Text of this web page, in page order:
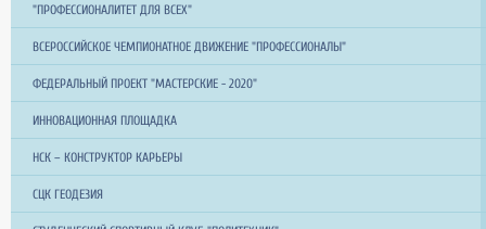
"ПРОФЕССИОНАЛИТЕТ ДЛЯ ВСЕХ"
ВСЕРОССИЙСКОЕ ЧЕМПИОНАТНОЕ ДВИЖЕНИЕ "ПРОФЕССИОНАЛЫ"
ФЕДЕРАЛЬНЫЙ ПРОЕКТ "МАСТЕРСКИЕ - 2020"
ИННОВАЦИОННАЯ ПЛОЩАДКА
НСК – КОНСТРУКТОР КАРЬЕРЫ
СЦК ГЕОДЕЗИЯ